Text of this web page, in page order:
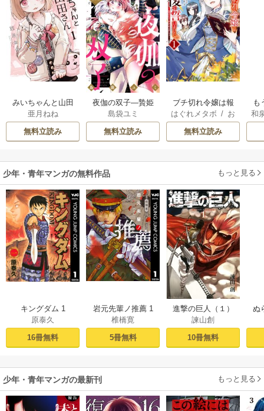
みいちゃんと山田
さん
亜月ねね
無料立読み
夜伽の双子―贄姫
は二人の王子に愛
される―
島袋ユミ
無料立読み
ブチ切れ令嬢は報
復を誓いました。
はぐれメタボ / お
おのいも /
無料立読み
も
離
和
少年・青年マンガの無料作品 もっと見る
キングダム 1
原泰久
16冊無料
岩元先輩ノ推薦 1
椎橋寛
5冊無料
進撃の巨人（１）
諫山創
10冊無料
ぬ
少年・青年マンガの最新刊 もっと見る